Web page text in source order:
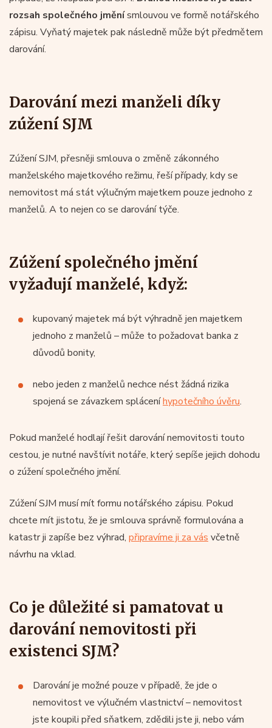
rozsah společného jměnísmlouvou ve formě notářského
zápisu. Vyňatý majetek pak následně může být předmětem
darování.
Darování mezi manželi díky
zúžení SJM
Zúžení SJM, přesněji smlouva o změně zákonného
manželského majetkového režimu, řeší případy, kdy se
nemovitost má stát výlučným majetkem pouze jednoho z
manželů. A to nejen co se darování týče.
Zúžení společného jmění
vyžadují manželé, když:
kupovaný majetek má být výhradně jen majetkem
jednoho z manželů – může to požadovat banka z
důvodů bonity,
nebo jeden z manželů nechce nést žádná rizika
spojená se závazkem spláceníhypotečního úvěru.
Pokud manželé hodlají řešit darování nemovitosti touto
cestou, je nutné navštívit notáře, který sepíše jejich dohodu
o zúžení společného jmění.
Zúžení SJM musí mít formu notářského zápisu. Pokud
chcete mít jistotu, že je smlouva správně formulována a
katastr ji zapíše bez výhrad, připravíme ji za vás včetně
návrhu na vklad.
Co je důležité si pamatovat u
darování nemovitosti při
existenci SJM?
Darování je možné pouze v případě, že jde o
nemovitost ve výlučném vlastnictví – nemovitost
jste koupili před sňatkem, zdědili jste ji, nebo vám